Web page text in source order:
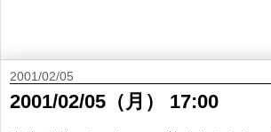
2001/02/05
2001/02/05（月） 17:00